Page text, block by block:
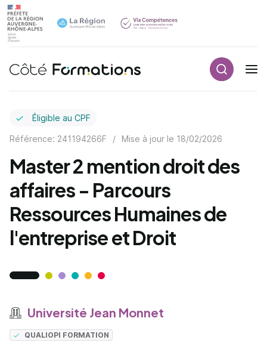
Navigation principale
Éligible au CPF
Référence: 241194266F / Mise à jour le 18/02/2026
Master 2 mention droit des
affaires - Parcours
Ressources Humaines de
l'entreprise et Droit
Université Jean Monnet
QUALIOPI FORMATION